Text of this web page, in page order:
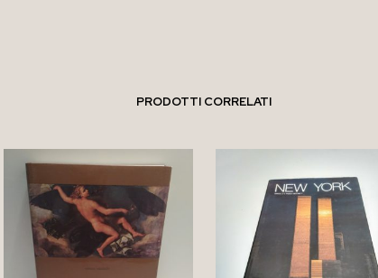
PRODOTTI CORRELATI